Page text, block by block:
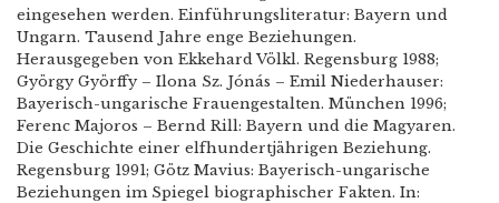
eingesehen werden. Einführungsliteratur: Bayern und
Ungarn. Tausend Jahre enge Beziehungen.
Herausgegeben von Ekkehard Völkl. Regensburg 1988;
György Györffy – Ilona Sz. Jónás – Emil Niederhauser:
Bayerisch-ungarische Frauengestalten. München 1996;
Ferenc Majoros – Bernd Rill: Bayern und die Magyaren.
Die Geschichte einer elfhundertjährigen Beziehung.
Regensburg 1991; Götz Mavius: Bayerisch-ungarische
Beziehungen im Spiegel biographischer Fakten. In: